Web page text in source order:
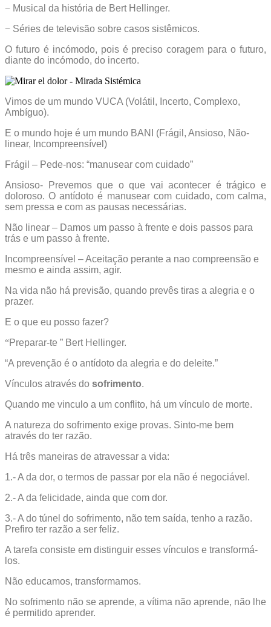
− Musical da história de Bert Hellinger.
− Séries de televisão sobre casos sistêmicos.
O futuro é incómodo, pois é preciso coragem para o futuro,
diante do incómodo, do incerto.
Vimos de um mundo VUCA (Volátil, Incerto, Complexo,
Ambíguo).
E o mundo hoje é um mundo BANI (Frágil, Ansioso, Não-
linear, Incompreensível)
Frágil – Pede-nos: “manusear com cuidado”
Ansioso- Prevemos que o que vai acontecer é trágico e
doloroso. O antídoto é manusear com cuidado, com calma,
sem pressa e com as pausas necessárias.
Não linear – Damos um passo à frente e dois passos para
trás e um passo à frente.
Incompreensível – Aceitação perante a nao compreensão e
mesmo e ainda assim, agir.
Na vida não há previsão, quando prevês tiras a alegria e o
prazer.
E o que eu posso fazer?
“Preparar-te ” Bert Hellinger.
“A prevenção é o antídoto da alegria e do deleite.”
Vínculos através do sofrimento.
Quando me vinculo a um conflito, há um vínculo de morte.
A natureza do sofrimento exige provas. Sinto-me bem
através do ter razão.
Há três maneiras de atravessar a vida:
1.- A da dor, o termos de passar por ela não é negociável.
2.- A da felicidade, ainda que com dor.
3.- A do túnel do sofrimento, não tem saída, tenho a razão.
Prefiro ter razão a ser feliz.
A tarefa consiste em distinguir esses vínculos e transformá-
los.
Não educamos, transformamos.
No sofrimento não se aprende, a vítima não aprende, não lhe
é permitido aprender.